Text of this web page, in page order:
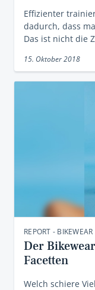
Effizienter
dadurch, dass
Das ist nicht die
15. Oktober 2018
REPORT - BIKEWEAR
Der
Facetten
Welch schiere